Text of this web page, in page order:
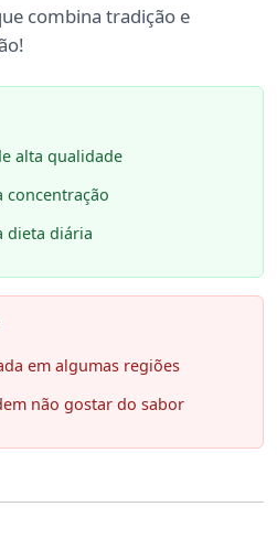
combina tradição e
alta qualidade
concentração
dieta diária
em algumas regiões
não gostar do sabor